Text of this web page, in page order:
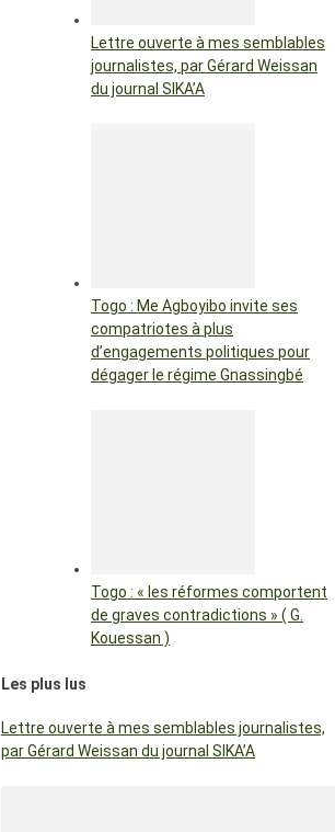
Lettre ouverte à mes semblables
journalistes, par Gérard Weissan
du journal SIKA’A
Togo : Me Agboyibo invite ses
compatriotes à plus
d’engagements politiques pour
dégager le régime Gnassingbé
Togo : « les réformes comportent
de graves contradictions » ( G.
Kouessan )
Les plus lus
Lettre ouverte à mes semblables journalistes,
par Gérard Weissan du journal SIKA’A